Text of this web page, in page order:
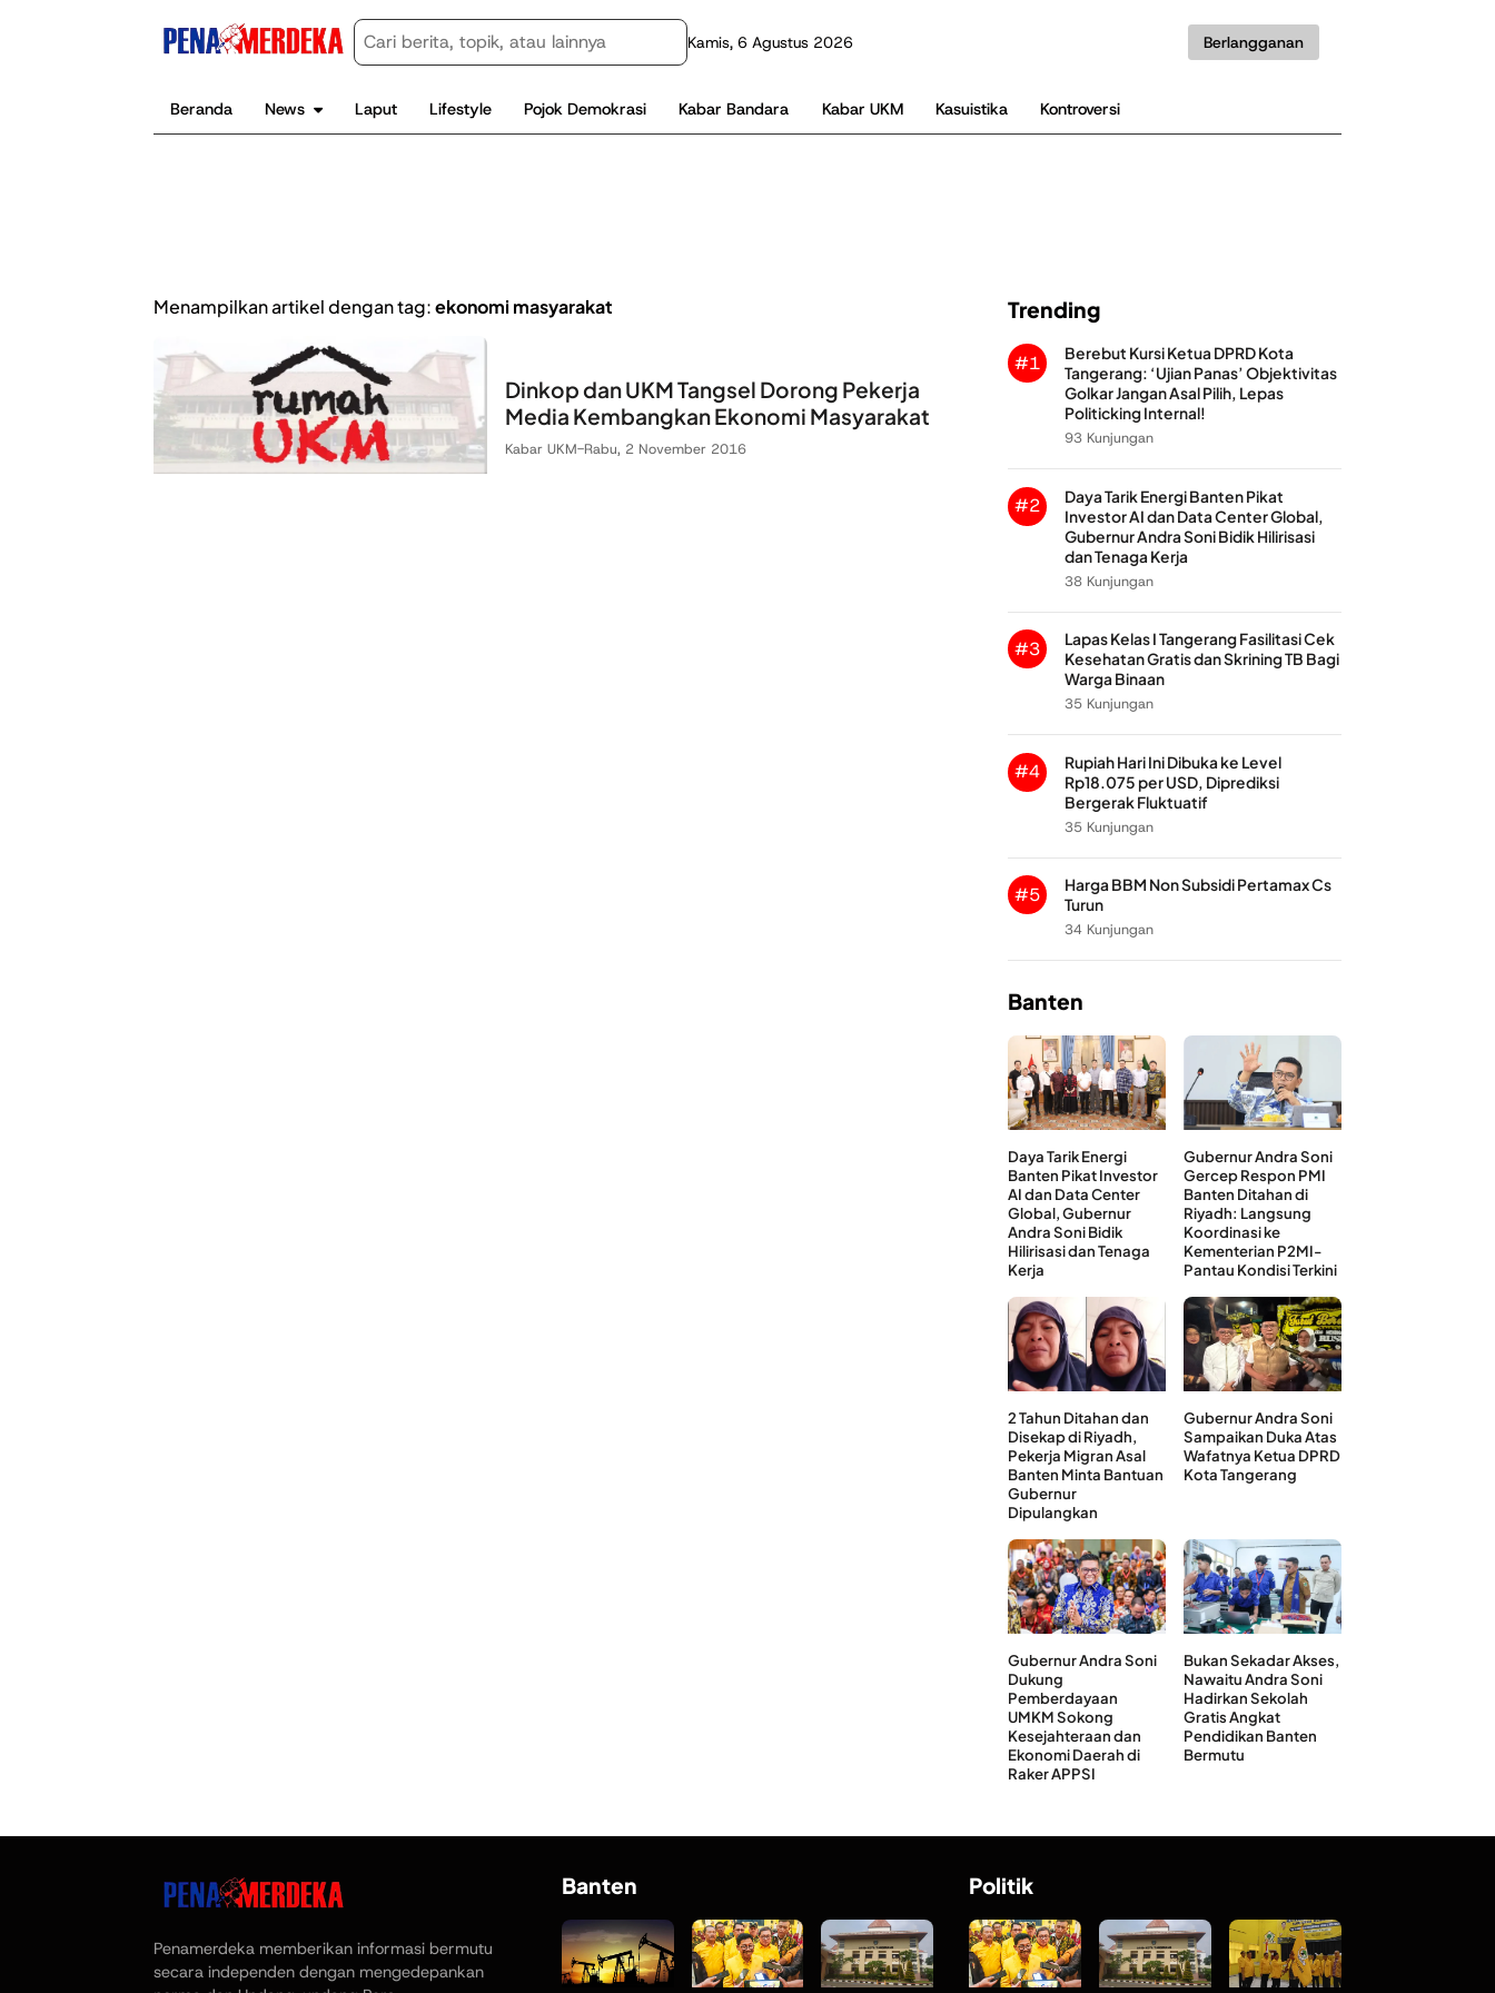
Kamis, 6 Agustus 2026 Berlangganan
Beranda News Laput Lifestyle Pojok Demokrasi Kabar Bandara Kabar UKM Kasuistika Kontroversi
Menampilkan artikel dengan tag:ekonomi masyarakat
Dinkop dan UKM Tangsel Dorong Pekerja
Media Kembangkan Ekonomi Masyarakat
Kabar UKM-Rabu, 2 November 2016
Trending
#1
Berebut Kursi Ketua DPRD Kota
Tangerang: ‘Ujian Panas’ Objektivitas
Golkar Jangan Asal Pilih, Lepas
Politicking Internal!
93 Kunjungan
#2
Daya Tarik Energi Banten Pikat
Investor AI dan Data Center Global,
Gubernur Andra Soni Bidik Hilirisasi
dan Tenaga Kerja
38 Kunjungan
#3
Lapas Kelas I Tangerang Fasilitasi Cek
Kesehatan Gratis dan Skrining TB Bagi
Warga Binaan
35 Kunjungan
#4
Rupiah Hari Ini Dibuka ke Level
Rp18.075 per USD, Diprediksi
Bergerak Fluktuatif
35 Kunjungan
#5
Harga BBM Non Subsidi Pertamax Cs
Turun
34 Kunjungan
Banten
Daya Tarik Energi
Banten Pikat Investor
AI dan Data Center
Global, Gubernur
Andra Soni Bidik
Hilirisasi dan Tenaga
Kerja
Gubernur Andra Soni
Gercep Respon PMI
Banten Ditahan di
Riyadh: Langsung
Koordinasi ke
Kementerian P2MI-
Pantau Kondisi Terkini
2 Tahun Ditahan dan
Disekap di Riyadh,
Pekerja Migran Asal
Banten Minta Bantuan
Gubernur
Dipulangkan
Gubernur Andra Soni
Sampaikan Duka Atas
Wafatnya Ketua DPRD
Kota Tangerang
Gubernur Andra Soni
Dukung
Pemberdayaan
UMKM Sokong
Kesejahteraan dan
Ekonomi Daerah di
Raker APPSI
Bukan Sekadar Akses,
Nawaitu Andra Soni
Hadirkan Sekolah
Gratis Angkat
Pendidikan Banten
Bermutu
Penamerdeka memberikan informasi bermutu
secara independen dengan mengedepankan
Banten Politik